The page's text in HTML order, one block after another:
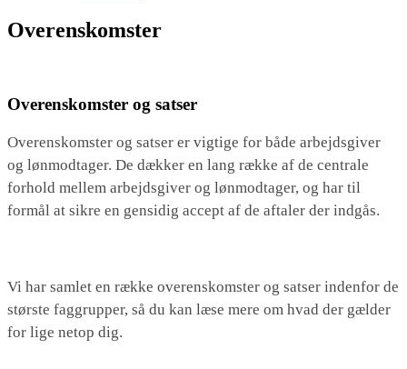
Overenskomster
Overenskomster og satser
Overenskomster og satser er vigtige for både arbejdsgiver
og lønmodtager. De dækker en lang række af de centrale
forhold mellem arbejdsgiver og lønmodtager, og har til
formål at sikre en gensidig accept af de aftaler der indgås.
Vi har samlet en række overenskomster og satser indenfor de
største faggrupper, så du kan læse mere om hvad der gælder
for lige netop dig.